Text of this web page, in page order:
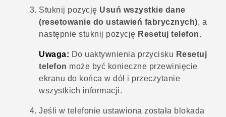
Stuknij pozycję Usuń wszystkie dane
(resetowanie do ustawień fabrycznych), a
następnie stuknij pozycję Resetuj telefon.
Uwaga: Do uaktywnienia przycisku Resetuj
telefon może być konieczne przewinięcie
ekranu do końca w dół i przeczytanie
wszystkich informacji.
Jeśli w telefonie ustawiona została blokada